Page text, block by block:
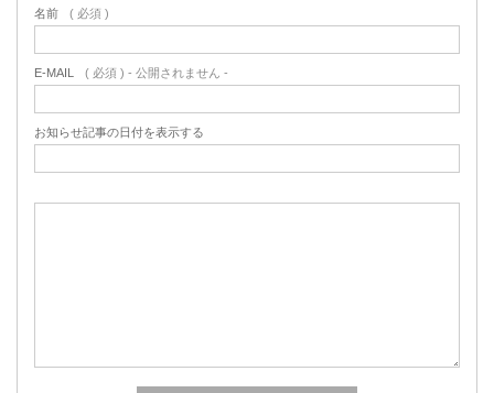
名前 ( 必須 )
E-MAIL ( 必須 ) - 公開されません -
お知らせ記事の日付を表示する